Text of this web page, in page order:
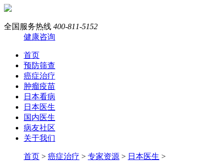
全国服务热线 400-811-5152
健康咨询
首页
预防筛查
癌症治疗
肿瘤疫苗
日本看病
日本医生
国内医生
病友社区
关于我们
首页 > 癌症治疗 > 专家资源 > 日本医生 >